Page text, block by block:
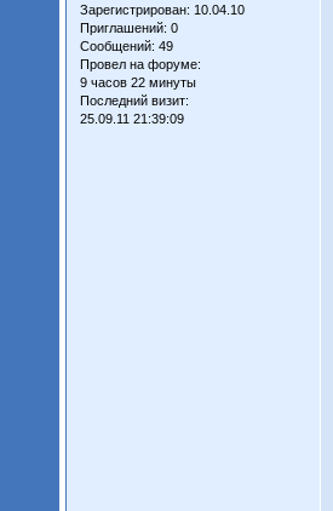
Зарегистрирован: 10.04.10
Приглашений: 0
Сообщений: 49
Провел на форуме:
9 часов 22 минуты
Последний визит:
25.09.11 21:39:09